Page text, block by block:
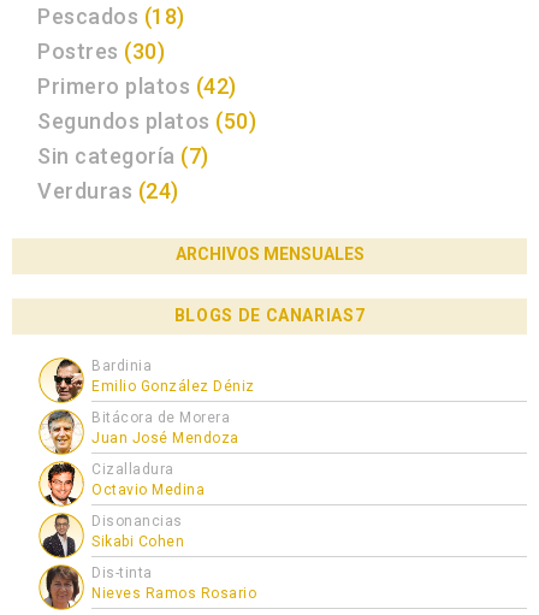
Pescados (18)
Postres (30)
Primero platos (42)
Segundos platos (50)
Sin categoría (7)
Verduras (24)
ARCHIVOS MENSUALES
BLOGS DE CANARIAS7
Bardinia
Emilio González Déniz
Bitácora de Morera
Juan José Mendoza
Cizalladura
Octavio Medina
Disonancias
Sikabi Cohen
Dis-tinta
Nieves Ramos Rosario